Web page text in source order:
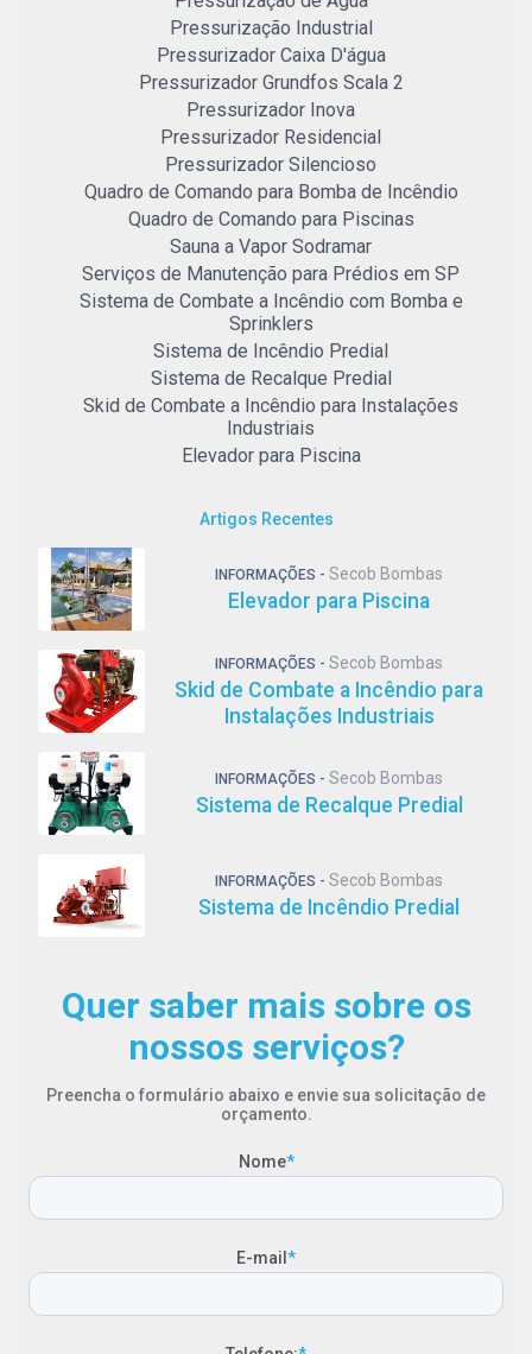
Pressurização Industrial
Pressurizador Caixa D'água
Pressurizador Grundfos Scala 2
Pressurizador Inova
Pressurizador Residencial
Pressurizador Silencioso
Quadro de Comando para Bomba de Incêndio
Quadro de Comando para Piscinas
Sauna a Vapor Sodramar
Serviços de Manutenção para Prédios em SP
Sistema de Combate a Incêndio com Bomba e
Sprinklers
Sistema de Incêndio Predial
Sistema de Recalque Predial
Skid de Combate a Incêndio para Instalações
Industriais
Elevador para Piscina
Artigos Recentes
INFORMAÇÕES - Secob Bombas
Elevador para Piscina
INFORMAÇÕES - Secob Bombas
Skid de Combate a Incêndio para
Instalações Industriais
INFORMAÇÕES - Secob Bombas
Sistema de Recalque Predial
INFORMAÇÕES - Secob Bombas
Sistema de Incêndio Predial
Quer saber mais sobre os
nossos serviços?
Preencha o formulário abaixo e envie sua solicitação de
orçamento.
Nome*
E-mail *